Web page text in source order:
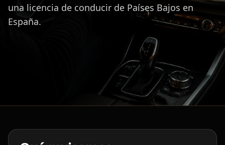
una licencia de conducir de Países Bajos en
España.